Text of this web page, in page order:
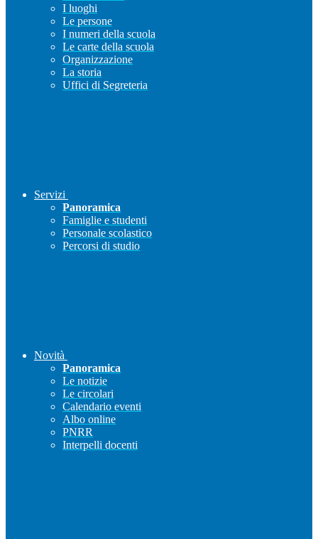
I luoghi
Le persone
I numeri della scuola
Le carte della scuola
Organizzazione
La storia
Uffici di Segreteria
Servizi
Panoramica
Famiglie e studenti
Personale scolastico
Percorsi di studio
Novità
Panoramica
Le notizie
Le circolari
Calendario eventi
Albo online
PNRR
Interpelli docenti